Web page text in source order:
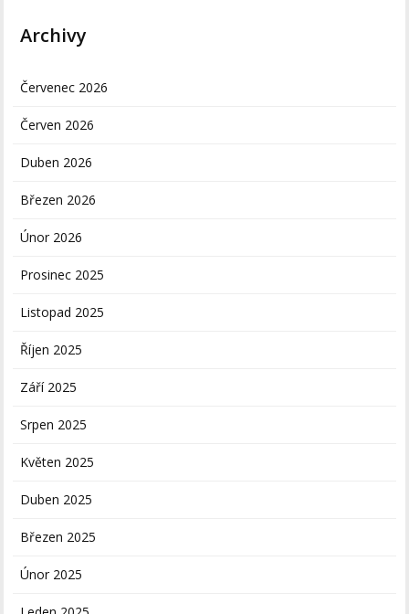
Archivy
Červenec 2026
Červen 2026
Duben 2026
Březen 2026
Únor 2026
Prosinec 2025
Listopad 2025
Říjen 2025
Září 2025
Srpen 2025
Květen 2025
Duben 2025
Březen 2025
Únor 2025